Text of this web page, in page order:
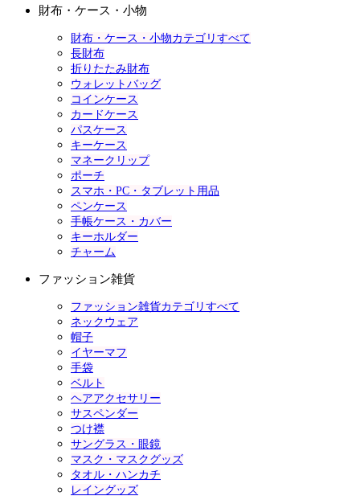
財布・ケース・小物
財布・ケース・小物カテゴリすべて
長財布
折りたたみ財布
ウォレットバッグ
コインケース
カードケース
パスケース
キーケース
マネークリップ
ポーチ
スマホ・PC・タブレット用品
ペンケース
手帳ケース・カバー
キーホルダー
チャーム
ファッション雑貨
ファッション雑貨カテゴリすべて
ネックウェア
帽子
イヤーマフ
手袋
ベルト
ヘアアクセサリー
サスペンダー
つけ襟
サングラス・眼鏡
マスク・マスクグッズ
タオル・ハンカチ
レイングッズ